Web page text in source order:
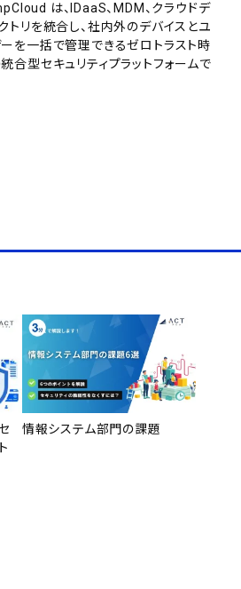
は、IDaaS、MDM、クラウドデ
トリを統合し、社内外のデバイスとユ
を一括で管理できるゼロトラスト時
合型セキュリティプラットフォームで
情報システム部門の課題